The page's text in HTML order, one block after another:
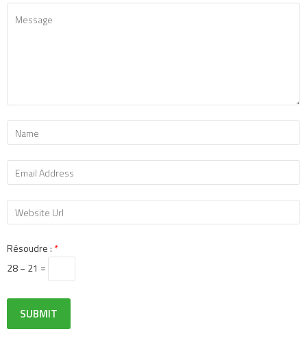
Résoudre : *
28 − 21 =